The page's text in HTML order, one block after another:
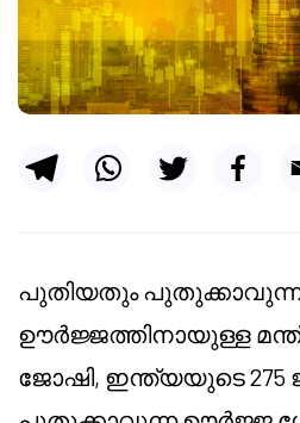
പുതിയതും
ഊർജ്ജത്തിനായുള്ള
ജോഷി, ഇന്ത്യയുടെ 275